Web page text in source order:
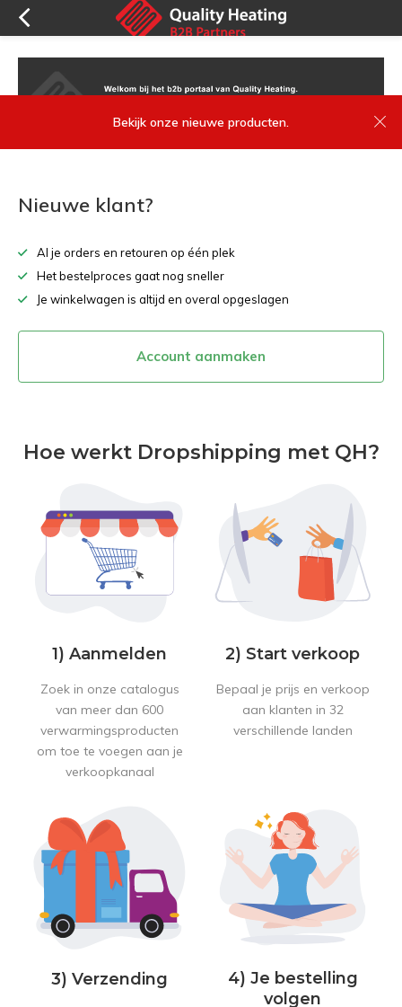
Bekijk onze nieuwe producten.
Nieuwe klant?
Al je orders en retouren op één plek
Het bestelproces gaat nog sneller
Je winkelwagen is altijd en overal opgeslagen
Account aanmaken
Hoe werkt Dropshipping met QH?
1) Aanmelden
Zoek in onze catalogus
van meer dan 600
verwarmingsproducten
om toe te voegen aan je
verkoopkanaal
2) Start verkoop
Bepaal je prijs en verkoop
aan klanten in 32
verschillende landen
3) Verzending
4) Je bestelling
volgen